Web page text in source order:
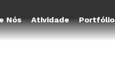
Nós Atividade Portfólio